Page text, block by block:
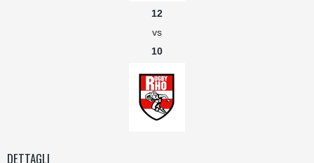
12
vs
10
DETTAGLI